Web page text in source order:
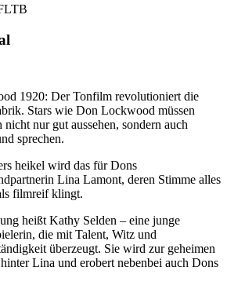
1920: Der Tonfilm revolutioniert die
Stars wie Don Lockwood müssen
nur gut aussehen, sondern auch
sprechen.
heikel wird das für Dons
Lina Lamont, deren Stimme alles
filmreif klingt.
heißt Kathy Selden – eine junge
die mit Talent, Witz und
überzeugt. Sie wird zur geheimen
Lina und erobert nebenbei auch Dons